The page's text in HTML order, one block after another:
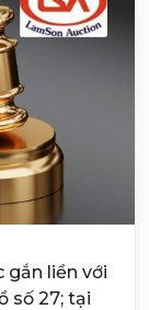
gắn liền với
số 27; tại